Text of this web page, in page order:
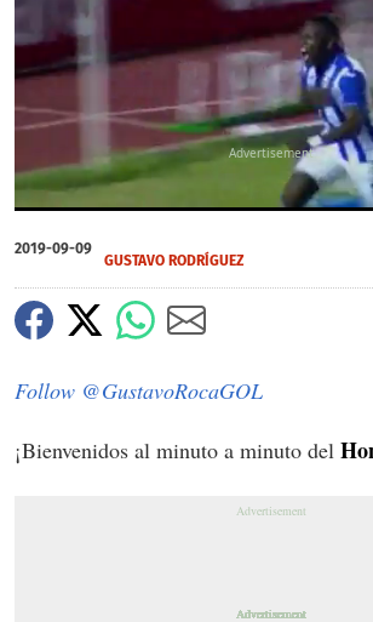
seconds
of
seconds
2019-09-09
GUSTAVO RODRÍGUEZ
Follow @GustavoRocaGOL
¡Bienvenidos al minuto a minuto del